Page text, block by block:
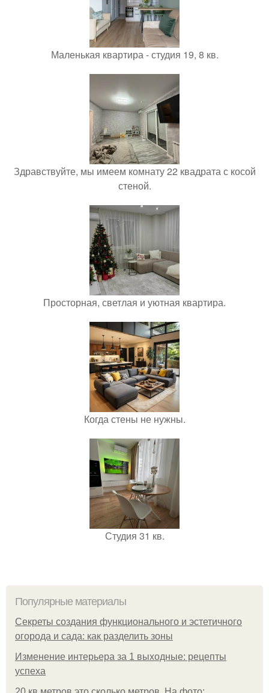
Маленькая квартира - студия 19, 8 кв.
Здравствуйте, мы имеем комнату 22 квадрата с косой
стеной.
Просторная, светлая и уютная квартира.
Когда стены не нужны.
Студия 31 кв.
Популярные материалы
Секреты создания функционального и эстетичного
огорода и сада: как разделить зоны
Изменение интерьера за 1 выходные: рецепты
успеха